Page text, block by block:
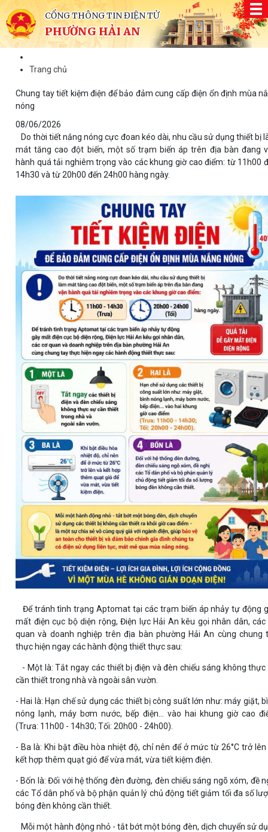
CỔNG THÔNG TIN ĐIỆN TỬ
PHƯỜNG HẢI AN
Trang chủ
Chung tay tiết kiệm điện để bảo đảm cung cấp điện ổn định mùa
nóng
08/06/2026
Do thời tiết nắng nóng cực đoan kéo dài, nhu cầu sử dụng thiết bị
mát tăng cao đột biến, một số trạm biến áp trên địa bàn đang
hành quá tải nghiêm trọng vào các khung giờ cao điểm: từ 11h00
14h30 và từ 20h00 đến 24h00 hàng ngày.
Để tránh tình trạng Aptomat tại các trạm biến áp nhảy tự động
mất điện cục bộ diện rộng, Điện lực Hải An kêu gọi nhân dân, các
quan và doanh nghiệp trên địa bàn phường Hải An cùng chung
thực hiện ngay các hành động thiết thực sau:
- Một là: Tắt ngay các thiết bị điện và đèn chiếu sáng không thực
cần thiết trong nhà và ngoài sân vườn.
- Hai là: Hạn chế sử dụng các thiết bị công suất lớn như: máy giặt,
nóng lạnh, máy bơm nước, bếp điện... vào hai khung giờ cao
(Trưa: 11h00 - 14h30; Tối: 20h00 - 24h00).
- Ba là: Khi bật điều hòa nhiệt độ, chỉ nên để ở mức từ 26°C trở lên
kết hợp thêm quạt gió để vừa mát, vừa tiết kiệm điện.
- Bốn là: Đối với hệ thống đèn đường, đèn chiếu sáng ngõ xóm, đề
các Tổ dân phố và bộ phận quản lý chủ động tiết giảm tối đa số
bóng đèn không cần thiết.
Mỗi một hành động nhỏ - tắt bớt một bóng đèn, dịch chuyển sử